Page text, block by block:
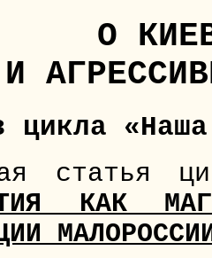
О
И
цикла
статья
КАК